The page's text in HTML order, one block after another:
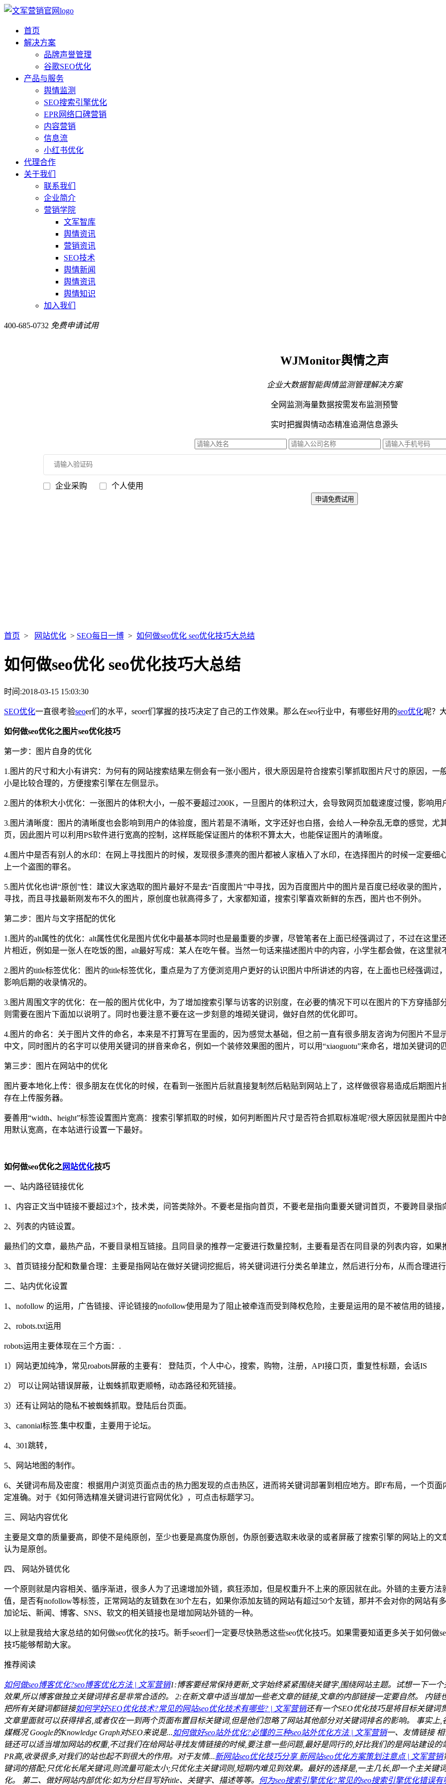
首页
解决方案
品牌声誉管理
谷歌SEO优化
产品与服务
舆情监测
SEO搜索引擎优化
EPR网络口碑营销
内容营销
信息流
小红书优化
代理合作
关于我们
联系我们
企业简介
营销学院
文军智库
舆情资讯
营销资讯
SEO技术
舆情新闻
舆情资讯
舆情知识
加入我们
400-685-0732 免费申请试用
WJMonitor舆情之声
企业大数据智能舆情监测管理解决方案
全网监测海量数据按需发布监测预警
实时把握舆情动态精准追溯信息源头
企业采购 个人使用
首页 > 网站优化 > SEO每日一博 > 如何做seo优化 seo优化技巧大总结
如何做seo优化 seo优化技巧大总结
时间:2018-03-15 15:03:30
SEO优化一直很考验seoer们的水平，seoer们掌握的技巧决定了自己的工作效果。那么在seo行业中，有哪些好用的seo优化呢？
如何做seo优化之图片seo优化技巧
第一步：图片自身的优化
1.图片的尺寸和大小有讲究：为何有的网站搜索结果左侧会有一张小图片，很大原因是符合搜索引擎抓取图片尺寸的原因，一
小是比较合理的，方便搜索引擎在左侧显示。
2.图片的体积大小优化：一张图片的体积大小，一般不要超过200K，一旦图片的体积过大，会导致网页加载速度过慢，影响用
3.图片清晰度：图片的清晰度也会影响到用户的体验度，图片若是不清晰，文字还好也白搭，会给人一种杂乱无章的感觉，尤
页，因此图片可以利用PS软件进行宽高的控制，这样既能保证图片的体积不算太大，也能保证图片的清晰度。
4.图片中是否有别人的水印：在网上寻找图片的时候，发现很多漂亮的图片都被人家植入了水印，在选择图片的时候一定要
上一个盗图的罪名。
5.图片优化也讲“原创”性：建议大家选取的图片最好不是去“百度图片”中寻找，因为百度图片中的图片是百度已经收录的图
寻找，而且寻找最新刚发布不久的图片，原创度也就高得多了，大家都知道，搜索引擎喜欢新鲜的东西，图片也不例外。
第二步：图片与文字搭配的优化
1.图片的alt属性的优化：alt属性优化是图片优化中最基本同时也是最重要的步骤，尽管笔者在上面已经强调过了，不过在这里
片相近，例如是一张人在吃饭的图，alt最好写成：某人在吃午餐。当然一句话来描述图片中的内容，小学生都会做，在这里就
2.图片的title标签优化：图片的title标签优化，重点是为了方便浏览用户更好的认识图片中所讲述的内容，在上面也已经强调过
影响后期的收录情况的。
3.图片周围文字的优化：在一般的图片优化中，为了增加搜索引擎与访客的识别度，在必要的情况下可以在图片的下方穿插部
则需要在图片下面加以说明了。同时也要注意不要在这一步刻意的堆砌关键词，做好自然的优化即可。
4.图片的命名：关于图片文件的命名，本来是不打算写在里面的，因为感觉太基础，但之前一直有很多朋友咨询为何图片不
中文，同时图片的名字可以使用关键词的拼音来命名，例如一个装修效果图的图片，可以用“xiaoguotu”来命名，增加关键词的
第三步：图片在网站中的优化
图片要本地化上传：很多朋友在优化的时候，在看到一张图片后就直接复制然后粘贴到网站上了，这样做很容易造成后期图
存在上传服务器。
要善用“width、height”标签设置图片宽高：搜索引擎抓取的时候，如何判断图片尺寸是否符合抓取标准呢?很大原因就是图片
用默认宽高，在本站进行设置一下最好。
如何做seo优化之 网站优化技巧
一、站内路径链接优化
1、内容正文当中链接不要超过3个，技术类，问答类除外。不要老是指向首页，不要老是指向重要关键词首页，不要跨目录指
2、列表的内链设置。
最热们的文章，最热产品，不要目录相互链接。且同目录的推荐一定要进行数量控制，主要看是否在同目录的列表内容，如果
3、首页链接分配和数量合理：主要是指网站在做好关键词挖掘后，将关键词进行分类名单建立，然后进行分布，从而合理进行
二、站内优化设置
1、nofollow 的运用，广告链接、评论链接的nofollow使用是为了阻止被牵连而受到降权危险，主要是运用的是不被信用的链接
2、robots.txt运用
robots运用主要体现在三个方面：.
1）网站更加纯净，常见roabots屏蔽的主要有： 登陆页，个人中心，搜索，购物，注册，API接口页，重复性标题，会话IS
2） 可以让网站错误屏蔽，让蜘蛛抓取更顺畅，动态路径和死链接。
3）还有让网站的隐私不被蜘蛛抓取。登陆后台页面。
3、canonial标签.集中权重，主要用于论坛。
4、301跳转，
5、网站地图的制作。
6、关键词布局及密度：根据用户浏览页面点击的热力图发现的点击热区，进而将关键词部署到相应地方。即F布局，一个页
定准确。对于《如何筛选精准关键词进行官网优化》，可点击标题学习。
三、网站内容优化
主要是文章的质量要高，即使不是纯原创，至少也要是高度伪原创，伪原创要选取未收录的或者屏蔽了搜索引擎的网站上的
认为是原创。
四、 网站外链优化
一个原则就是内容相关、循序渐进，很多人为了迅速增加外链，疯狂添加，但是权重升不上来的原因就在此。外链的主要方
值，是否有nofollow等标签，正常网站的友链数在30个左右，如果你添加友链的网站有超过50个友链，那并不会对你的网站有
加论坛、新闻、博客、SNS、软文的相关链接也是增加网站外链的一种。
以上就是我给大家总结的如何做seo优化的技巧。新手seoer们一定要尽快熟悉这些seo优化技巧。如果需要知道更多关于如何做
技巧能够帮助大家。
推荐阅读
如何做seo博客优化?seo博客优化方法 | 文军营销1:博客要经常保持更新,文字始终紧紧围绕关键字,围绕网站主题。试想一下一
效果,所以博客做独立关键词排名是非常合适的。 2:在新文章中适当增加一些老文章的链接,文章的内部链接一定要自然。 内
把所有关键词都链接如何学好SEO优化技术?常见的网站seo优化技术有哪些? | 文军营销还有一个SEO优化技巧是将目标关键词
文章里面就可以获得排名,或者仅在一到两个页面布置目标关键词,但是他们忽略了网站其他部分对关键词排名的影响。 事实
媒概况 Google的Knowledge Graph对SEO来说是...如何做好seo站外优化?必懂的三种seo站外优化方法 | 文军营销一、友情链接
链还可以适当增加网站的权重,不过我们在给网站寻找友情链接的时候,要注意一些问题,最好是同行的,好比我们的是网站建设
PR高,收录很多,对我们的站也起不到很大的作用。对于友情...新网站seo优化技巧分享 新网站seo优化方案策划注意点 | 文军营销
键词的搭配;只优化长尾关键词,则流量可能太小;只优化主关键词则,短期内难见到效果。最好的选择是,一主几长,即一个主关键
化。 第二、做好网站内部优化:如为分栏目写好title、关键字、描述等等。
何为seo搜索引擎优化?常见的seo搜索引擎优化错误